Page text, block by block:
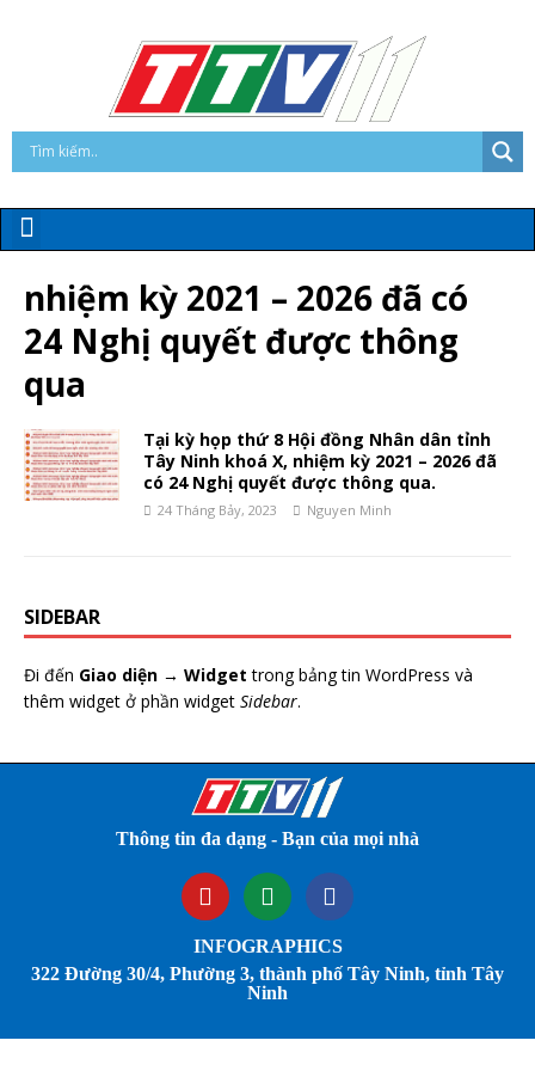
nhiệm kỳ 2021 – 2026 đã có
24 Nghị quyết được thông
qua
Tại kỳ họp thứ 8 Hội đồng Nhân dân tỉnh
Tây Ninh khoá X, nhiệm kỳ 2021 – 2026 đã
có 24 Nghị quyết được thông qua.
24 Tháng Bảy, 2023 Nguyen Minh
SIDEBAR
Đi đến Giao diện → Widget trong bảng tin WordPress và
thêm widget ở phần widget Sidebar.
Thông tin đa dạng - Bạn của mọi nhà
INFOGRAPHICS
322 Đường 30/4, Phường 3, thành phố Tây Ninh, tỉnh Tây
Ninh